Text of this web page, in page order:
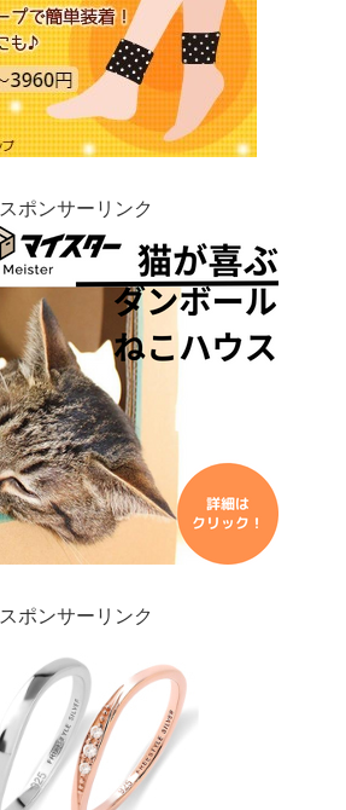
スポンサーリンク
スポンサーリンク